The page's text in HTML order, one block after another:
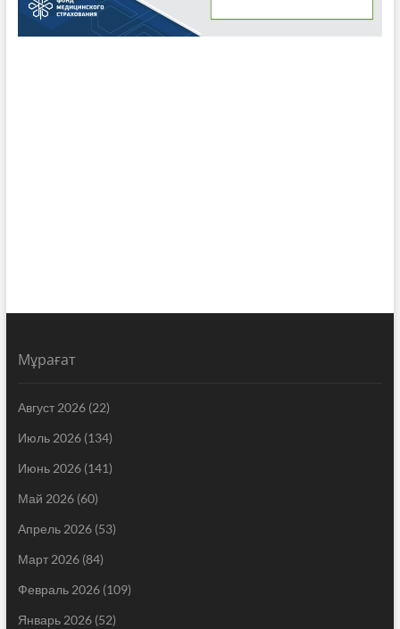
Мұрағат
Август 2026(22)
Июль 2026(134)
Июнь 2026(141)
Май 2026(60)
Апрель 2026(53)
Март 2026(84)
Февраль 2026(109)
Январь 2026(52)